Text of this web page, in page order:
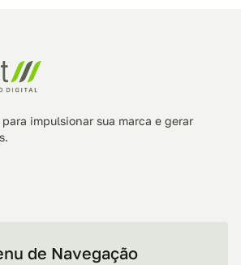
impulsionar sua marca e gerar
de Navegação